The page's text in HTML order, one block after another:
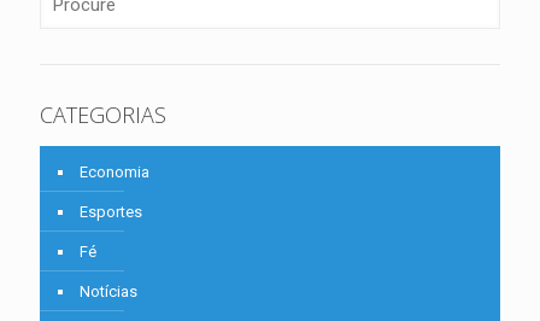
CATEGORIAS
Economia
Esportes
Fé
Notícias